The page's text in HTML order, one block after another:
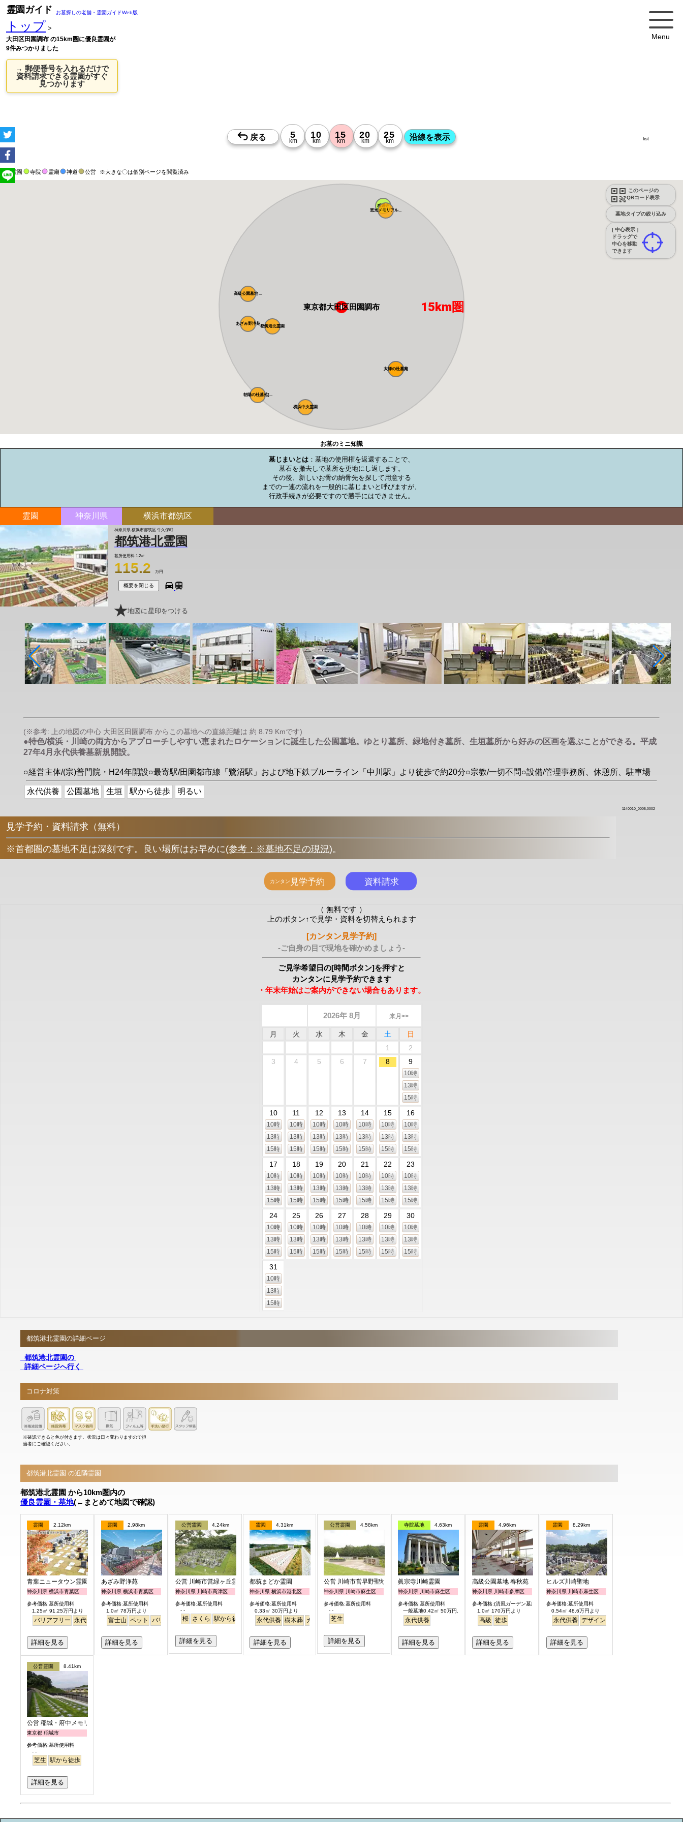
Menu
霊園ガイド お墓探しの老舗・霊園ガイドWeb版
トップ >
大田区田園調布 の15km圏に優良霊園が
9件みつかりました
→ 郵便番号を入れるだけで
資料請求できる霊園がすぐ
見つかります
霊園 寺院 霊廟 神道 公営 ※大きな〇は個別ページを閲覧済み
このページの
QRコード表示
墓地タイプの絞り込み
[ 中心表示 ]
ドラッグで
中心を移動
できます
list
感通寺
恵光メモリアル...
横浜中央霊園
都筑港北霊園
朝陽の杜墓苑(...
あざみ野浄苑
高級公園墓地 ...
大師の杜墓苑
大師の杜墓苑
東京都大田区田園調布 15km圏
お墓のミニ知識
墓じまいとは ：墓地の使用権を返還することで、
墓石を撤去しで墓所を更地にし返します。
その後、新しいお骨の納骨先を探して用意する
までの一連の流れを一般的に墓じまいと呼びますが、
行政手続きが必要ですので勝手にはできません。
霊園 神奈川県 横浜市都筑区
神奈川県 横浜市都筑区 牛久保町
都筑港北霊園
墓所使用料 1.2㎡
115.2 万円
概要を閉じる
地図に星印をつける
(※参考: 上の地図の中心 大田区田園調布 からこの墓地への直線距離は 約 8.79 Kmです)
●特色/横浜・川崎の両方からアプローチしやすい恵まれたロケーションに誕生した公園墓地。ゆとり墓所、緑地付き墓所、生垣墓所から好みの区画を選ぶことができる。平成
27年4月永代供養墓新規開設。
○経営主体/(宗)普門院・H24年開設○最寄駅/田園都市線「鷺沼駅」および地下鉄ブルーライン「中川駅」より徒歩で約20分○宗教/一切不問○設備/管理事務所、休憩所、駐車場
永代供養 公園墓地 生垣 駅から徒歩 明るい
1140010_0005,0002
見学予約・資料請求（無料）
※首都圏の墓地不足は深刻です。良い場所はお早めに(参考：※墓地不足の現況)。
（ 無料です ）
上のボタン↑で見学・資料を切替えられます
[カンタン見学予約]
-ご自身の目で現地を確かめましょう-
ご見学希望日の[時間ボタン]を押すと
カンタンに見学予約できます
・年末年始はご案内ができない場合もあります。
2026年 8月 来月>>
月 火 水 木 金 土
日
1
2
3
4 5 6 7 8 9
10時
13時
15時
10
10時
13時
15時
11
10時
13時
15時
12
10時
13時
15時
13
10時
13時
15時
14
10時
13時
15時
15
10時
13時
15時
16
10時
13時
15時
17
10時
13時
15時
18
10時
13時
15時
19
10時
13時
15時
20
10時
13時
15時
21
10時
13時
15時
22
10時
13時
15時
23
10時
13時
15時
24
10時
13時
15時
25
10時
13時
15時
26
10時
13時
15時
27
10時
13時
15時
28
10時
13時
15時
29
10時
13時
15時
30
10時
13時
15時
31
10時
13時
15時
都筑港北霊園の詳細ページ
都筑港北霊園の
詳細ページへ行く
コロナ対策
※確認できると色が付きます。状況は日々変わりますので担
当者にご確認ください。
都筑港北霊園 の近隣霊園
都筑港北霊園 から10km圏内の
優良霊園・墓地(←まとめて地図で確認)
霊園 2.12km
青葉ニュータウン霊園
神奈川県 横浜市青葉区
参考価格:墓所使用料
1.25㎡ 91.25万円より
バリアフリー 永代供養
詳細を見る
霊園 2.98km
あざみ野浄苑
神奈川県 横浜市青葉区
参考価格:墓所使用料
1.0㎡ 78万円より
富士山 ペット バリアフリー 明るい
詳細を見る
公営霊園 4.24km
公営 川崎市営緑ヶ丘霊園
神奈川県 川崎市高津区
参考価格:墓所使用料
- -
桜 さくら 駅から徒歩
詳細を見る
霊園 4.31km
都筑まどか霊園
神奈川県 横浜市港北区
参考価格:墓所使用料
0.33㎡ 30万円より
永代供養 樹木葬 ガーデニング
詳細を見る
公営霊園 4.58km
公営 川崎市営早野聖地公園
神奈川県 川崎市麻生区
参考価格:墓所使用料
- -
芝生
詳細を見る
寺院墓地 4.63km
眞宗寺川崎霊園
神奈川県 川崎市麻生区
参考価格:墓所使用料
一般墓地0.42㎡ 50万円より
永代供養
詳細を見る
霊園 4.96km
高級公園墓地 春秋苑
神奈川県 川崎市多摩区
参考価格:(清風ガーデン墓所)
1.0㎡ 170万円より
高級 徒歩
詳細を見る
霊園 8.29km
ヒルズ川崎聖地
神奈川県 川崎市麻生区
参考価格:墓所使用料
0.54㎡ 48.6万円より
永代供養 デザイン
詳細を見る
公営霊園 8.41km
公営 稲城・府中メモリアルパーク
東京都 稲城市
参考価格:墓所使用料
- -
芝生 駅から徒歩
詳細を見る